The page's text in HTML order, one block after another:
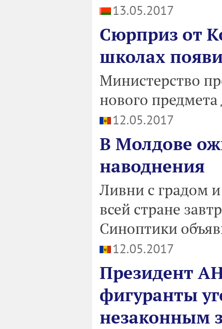
13.05.2017
Сюрприз от
школах
Министерство
нового
12.05.2017
В Молдове
наводнения
Ливни с градом
всей стране
Синоптики
12.05.2017
Президент
фигуранты
незаконным